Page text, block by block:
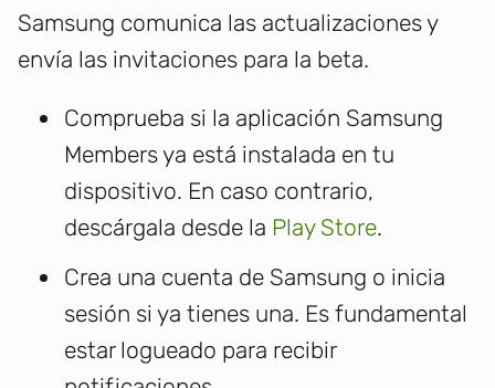
Samsung comunica las actualizaciones y
envía las invitaciones para la beta.
Comprueba si la aplicación Samsung
Members ya está instalada en tu
dispositivo. En caso contrario,
descárgala desde la Play Store.
Crea una cuenta de Samsung o inicia
sesión si ya tienes una. Es fundamental
estar logueado para recibir